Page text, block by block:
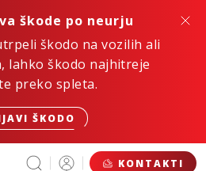
škode po neurju
škodo na vozilih ali
lahko škodo najhitreje
preko spleta.
ŠKODO
KONTAKTI